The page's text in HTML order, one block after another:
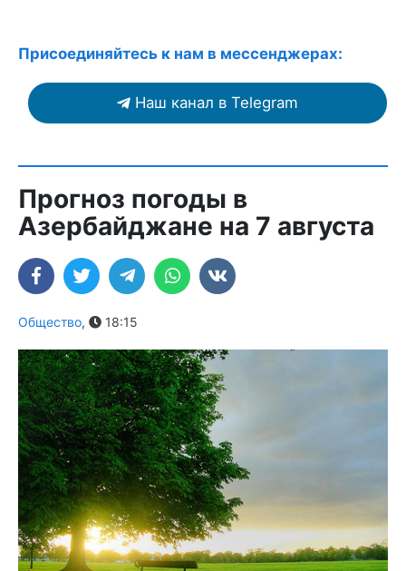
Присоединяйтесь к нам в мессенджерах:
Наш канал в Telegram
Прогноз погоды в
Азербайджане на 7 августа
Общество, 18:15